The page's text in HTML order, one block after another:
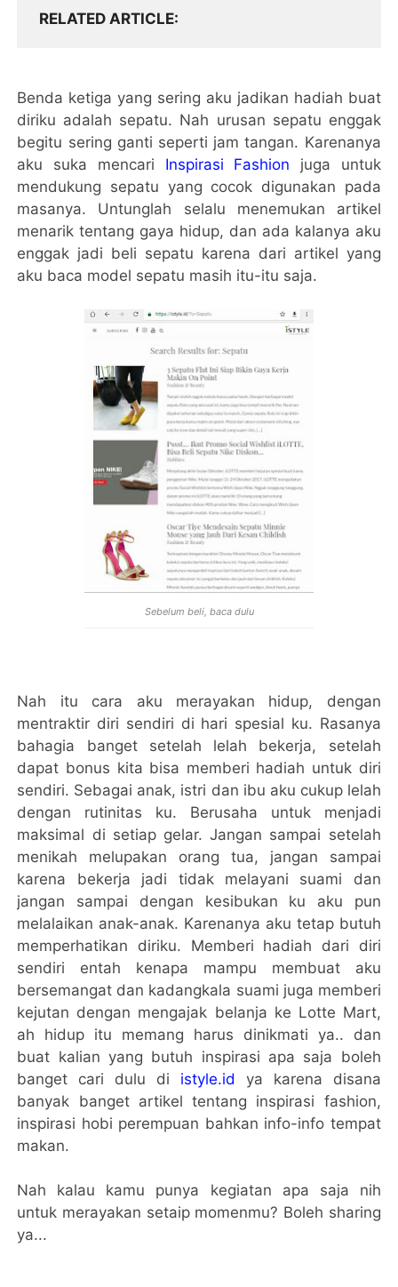
RELATED ARTICLE
Benda ketiga yang sering aku jadikan hadiah buat
diriku adalah sepatu. Nah urusan sepatu enggak
begitu sering ganti seperti jam tangan. Karenanya
aku suka mencari Inspirasi Fashion juga untuk
mendukung sepatu yang cocok digunakan pada
masanya. Untunglah selalu menemukan artikel
menarik tentang gaya hidup, dan ada kalanya aku
enggak jadi beli sepatu karena dari artikel yang
aku baca model sepatu masih itu-itu saja.
Sebelum beli, baca dulu
Nah itu cara aku merayakan hidup, dengan
mentraktir diri sendiri di hari spesial ku. Rasanya
bahagia banget setelah lelah bekerja, setelah
dapat bonus kita bisa memberi hadiah untuk diri
sendiri. Sebagai anak, istri dan ibu aku cukup lelah
dengan rutinitas ku. Berusaha untuk menjadi
maksimal di setiap gelar. Jangan sampai setelah
menikah melupakan orang tua, jangan sampai
karena bekerja jadi tidak melayani suami dan
jangan sampai dengan kesibukan ku aku pun
melalaikan anak-anak. Karenanya aku tetap butuh
memperhatikan diriku. Memberi hadiah dari diri
sendiri entah kenapa mampu membuat aku
bersemangat dan kadangkala suami juga memberi
kejutan dengan mengajak belanja ke Lotte Mart,
ah hidup itu memang harus dinikmati ya.. dan
buat kalian yang butuh inspirasi apa saja boleh
banget cari dulu di istyle.id ya karena disana
banyak banget artikel tentang inspirasi fashion,
inspirasi hobi perempuan bahkan info-info tempat
makan.
Nah kalau kamu punya kegiatan apa saja nih
untuk merayakan setaip momenmu? Boleh sharing
ya...